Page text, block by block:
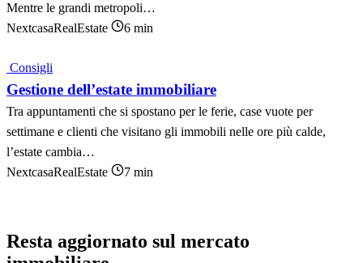
Mentre le grandi metropoli…
NextcasaRealEstate
6 min
Consigli
Gestione dell’estate immobiliare
Tra appuntamenti che si spostano per le ferie, case vuote per
settimane e clienti che visitano gli immobili nelle ore più calde,
l’estate cambia…
NextcasaRealEstate
7 min
Resta aggiornato sul mercato